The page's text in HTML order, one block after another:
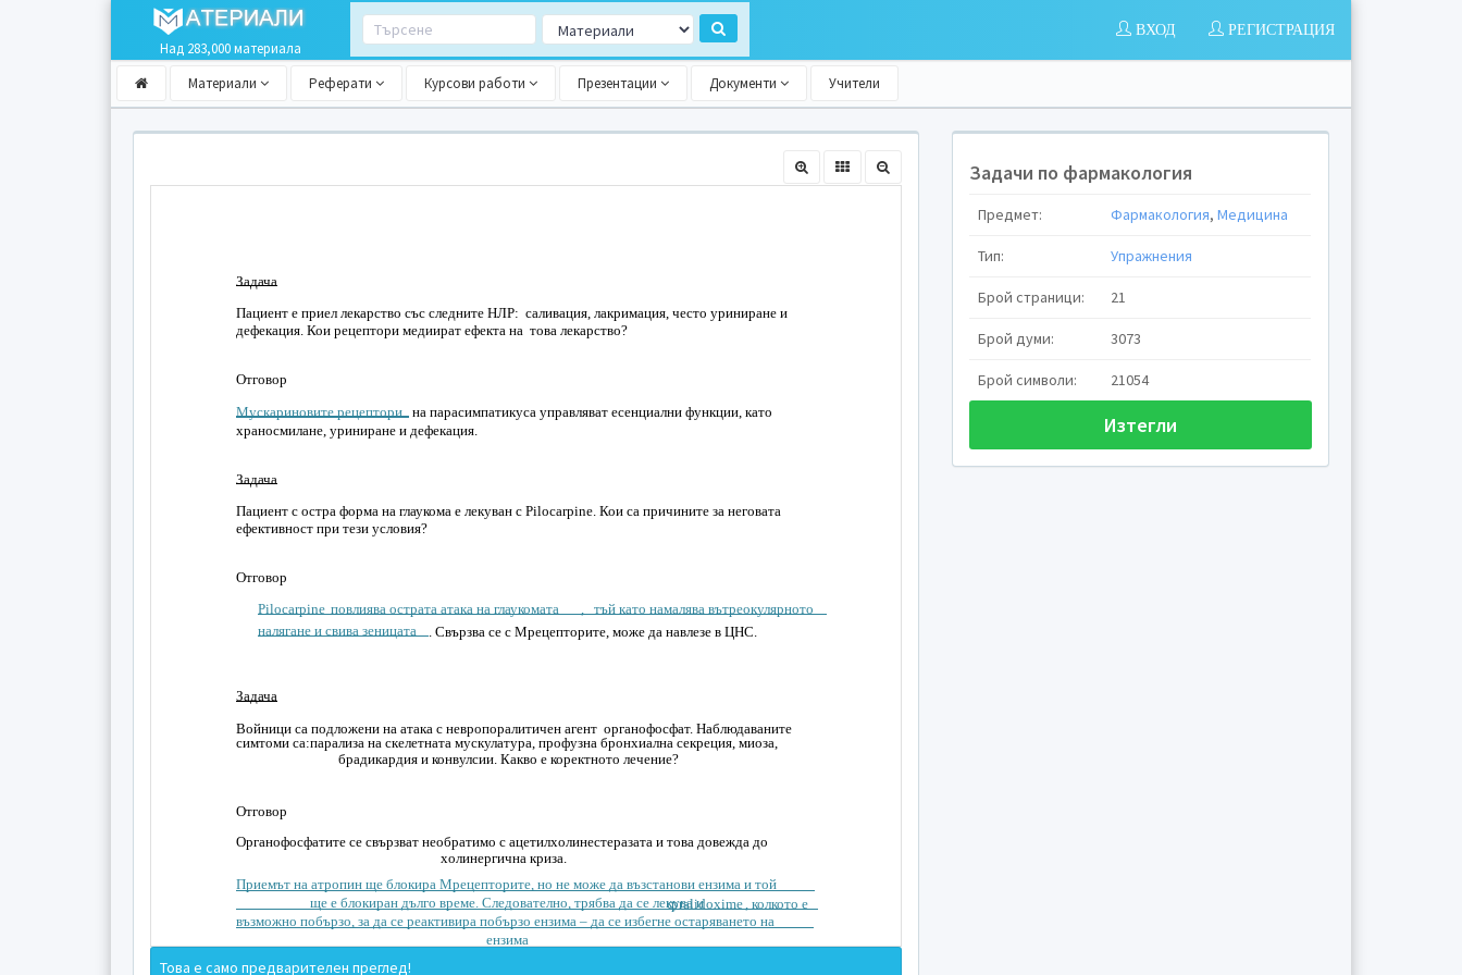
Над 283,000 материала
РЕГИСТРАЦИЯ
ВХОД
Материали Реферати Курсови работи Презентации Документи Учители
Задача
Пациент е приел лекарство със следните НЛР: саливация, лакримация, често уриниране и
дефекация. Кои рецептори медиират ефекта на това лекарство?
Отговор
Мускариновите рецептори на парасимпатикуса управляват есенциални функции, като
храносмилане, уриниране и дефекация.
Задача
Пациент с остра форма на глаукома е лекуван с Pilocarpine. Кои са причините за неговата
ефективност при тези условия?
Отговор
Pilocarpine повлиява острата атака на глаукомата
, тъй като намалява вътреокулярното
налягане и свива зеницата
. Свързва се с М­рецепторите, може да навлезе в ЦНС.
Задача
Войници са подложени на атака с невропоралитичен агент ­ органофосфат. Наблюдаваните
симтоми са:парализа на скелетната мускулатура, профузна бронхиална секреция, миоза,
брадикардия и конвулсии. Какво е коректното лечение?
Отговор
Органофосфатите се свързват необратимо с ацетилхолинестеразата и това довежда до
холинергична криза.
Приемът на атропин ще блокира М­рецепторите, но не може да възстанови ензима и той
ще е блокиран дълго време. Следователно, трябва да се лекува и
с
pralidoxime, колкото е
възможно по­бързо, за да се реактивира по­бързо ензима – да се избегне остаряването на
ензима
.
Това е само предварителен преглед!
Задачи по фармакология
Предмет: Фармакология,Медицина
Тип: Упражнения
Брой страници: 21
Брой думи: 3073
Брой символи: 21054
Изтегли